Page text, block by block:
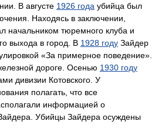
В августе 1926 года убийца был
Находясь в заключении,
начальником тюремного клуба и
выхода в город. В 1928 году Зайдер
«За примерное поведение».
дороге. Осенью 1930 году
дивизии Котовского. У
полагать, что все
информацией о
Убийцы Зайдера осуждены